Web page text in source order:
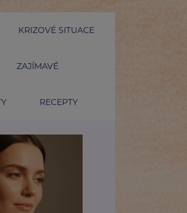
KRIZOVÉ SITUACE
ZAJÍMAVÉ
RECEPTY